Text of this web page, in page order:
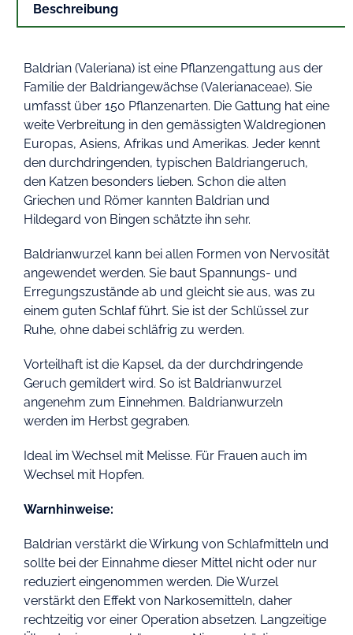
Beschreibung
Baldrian (Valeriana) ist eine Pflanzengattung aus der
Familie der Baldriangewächse (Valerianaceae). Sie
umfasst über 150 Pflanzenarten. Die Gattung hat eine
weite Verbreitung in den gemässigten Waldregionen
Europas, Asiens, Afrikas und Amerikas. Jeder kennt
den durchdringenden, typischen Baldriangeruch,
den Katzen besonders lieben. Schon die alten
Griechen und Römer kannten Baldrian und
Hildegard von Bingen schätzte ihn sehr.
Baldrianwurzel kann bei allen Formen von Nervosität
angewendet werden. Sie baut Spannungs- und
Erregungszustände ab und gleicht sie aus, was zu
einem guten Schlaf führt. Sie ist der Schlüssel zur
Ruhe, ohne dabei schläfrig zu werden.
Vorteilhaft ist die Kapsel, da der durchdringende
Geruch gemildert wird. So ist Baldrianwurzel
angenehm zum Einnehmen. Baldrianwurzeln
werden im Herbst gegraben.
Ideal im Wechsel mit Melisse. Für Frauen auch im
Wechsel mit Hopfen.
Warnhinweise:
Baldrian verstärkt die Wirkung von Schlafmitteln und
sollte bei der Einnahme dieser Mittel nicht oder nur
reduziert eingenommen werden. Die Wurzel
verstärkt den Effekt von Narkosemitteln, daher
rechtzeitig vor einer Operation absetzen. Langzeitige